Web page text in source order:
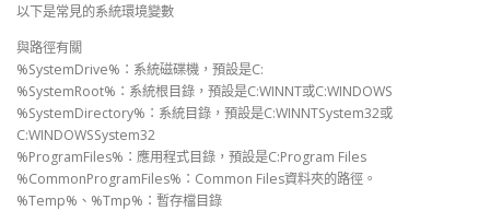
以下是常見的系統環境變數
與路徑有關
%SystemDrive%：系統磁碟機，預設是C:
%SystemRoot%：系統根目錄，預設是C:WINNT或C:WINDOWS
%SystemDirectory%：系統目錄，預設是C:WINNTSystem32或
C:WINDOWSSystem32
%ProgramFiles%：應用程式目錄，預設是C:Program Files
%CommonProgramFiles%：Common Files資料夾的路徑。
%Temp%、%Tmp%：暫存檔目錄